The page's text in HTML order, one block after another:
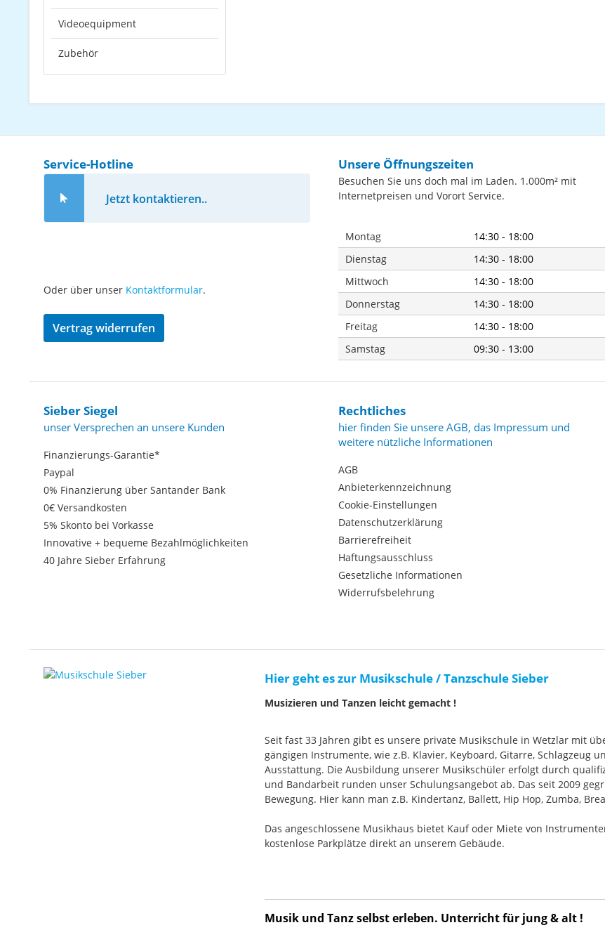
Videoequipment
Zubehör
Service-Hotline
Jetzt kontaktieren..
Oder über unser Kontaktformular.
Vertrag widerrufen
Unsere Öffnungszeiten
Besuchen Sie uns doch mal im Laden. 1.000m² mit
Internetpreisen und Vorort Service.
Montag
14:30 - 18:00
Dienstag
14:30 - 18:00
Mittwoch
14:30 - 18:00
Donnerstag
14:30 - 18:00
Freitag
14:30 - 18:00
Samstag
09:30 - 13:00
Sieber Siegel
unser Versprechen an unsere Kunden
Finanzierungs-Garantie*
Paypal
0% Finanzierung über Santander Bank
0€ Versandkosten
5% Skonto bei Vorkasse
Innovative + bequeme Bezahlmöglichkeiten
40 Jahre Sieber Erfahrung
Rechtliches
hier finden Sie unsere AGB, das Impressum und
weitere nützliche Informationen
AGB
Anbieterkennzeichnung
Cookie-Einstellungen
Datenschutzerklärung
Barrierefreiheit
Haftungsausschluss
Gesetzliche Informationen
Widerrufsbelehrung
Hier geht es zur Musikschule / Tanzschule Sieber
Musizieren und Tanzen leicht gemacht !
Seit fast 33 Jahren gibt es unsere private Musikschule in Wetzlar mit
gängigen Instrumente, wie z.B. Klavier, Keyboard, Gitarre, Schlagzeug
Ausstattung. Die Ausbildung unserer Musikschüler erfolgt durch
und Bandarbeit runden unser Schulungsangebot ab. Das seit 2009
Bewegung. Hier kann man z.B. Kindertanz, Ballett, Hip Hop, Zumba,
Das angeschlossene Musikhaus bietet Kauf oder Miete von
kostenlose Parkplätze direkt an unserem Gebäude.
Musik und Tanz selbst erleben. Unterricht für jung & alt !